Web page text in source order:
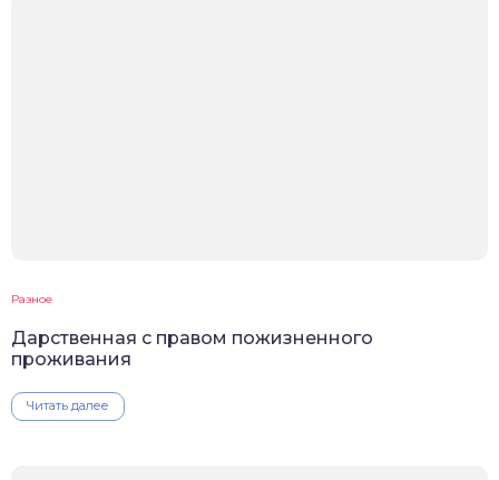
Разное
Дарственная с правом пожизненного
проживания
Читать далее